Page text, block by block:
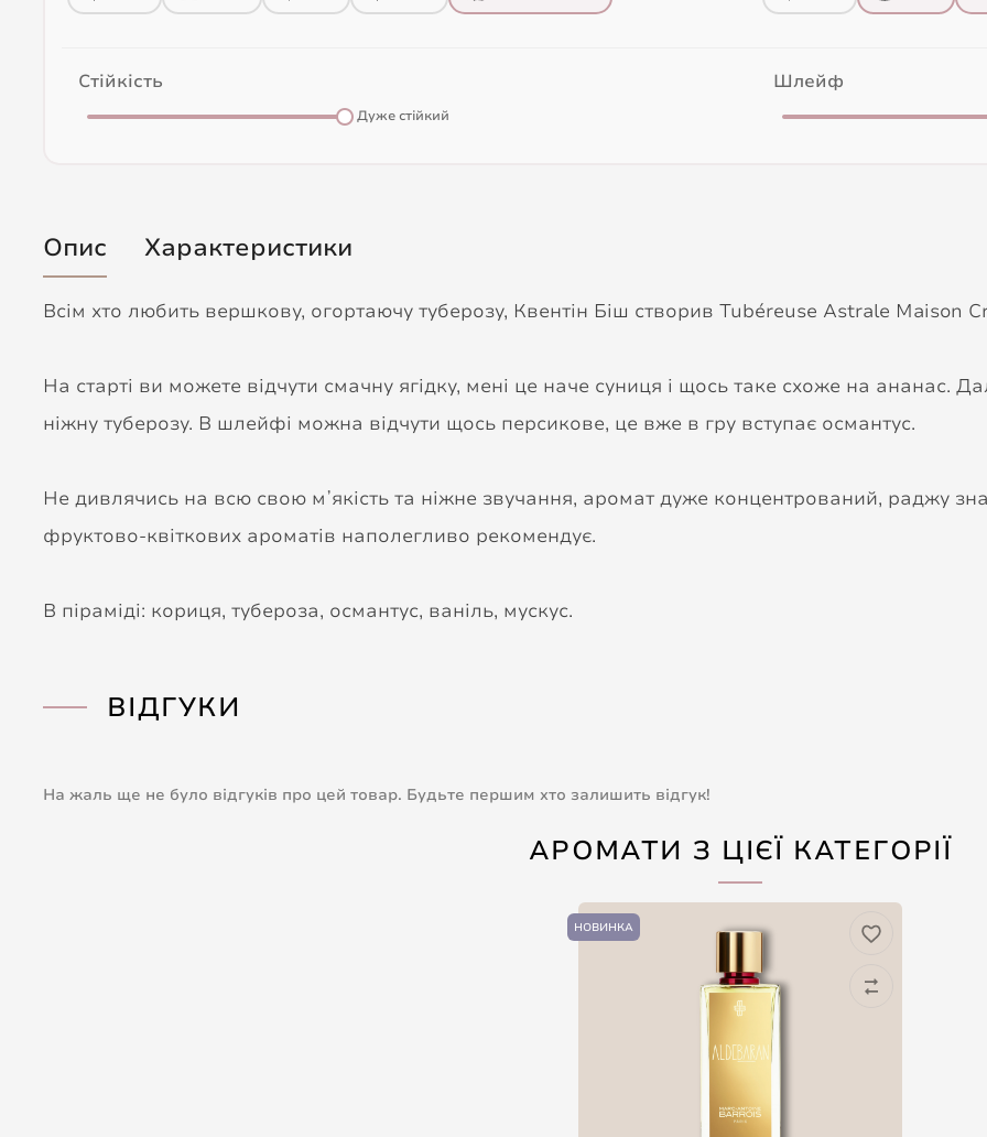
Стійкість
Дуже стійкий
Шлейф
Опис Характеристики
Всім хто любить вершкову, огортаючу туберозу, Квентін Біш створив Tubéreuse Astrale Maison
На старті ви можете відчути смачну ягідку, мені це наче суниця і щось таке схоже на ананас.
ніжну туберозу. В шлейфі можна відчути щось персикове, це вже в гру вступає османтус.
Не дивлячись на всю свою мʼякість та ніжне звучання, аромат дуже концентрований, раджу
фруктово-квіткових ароматів наполегливо рекомендує.
В піраміді: кориця, тубероза, османтус, ваніль, мускус.
ВІДГУКИ
На жаль ще не було відгуків про цей товар. Будьте першим хто залишить відгук!
АРОМАТИ З ЦІЄЇ КАТЕГОРІЇ
НОВИНКА